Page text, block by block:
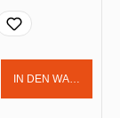
Anzahl:
IN DEN